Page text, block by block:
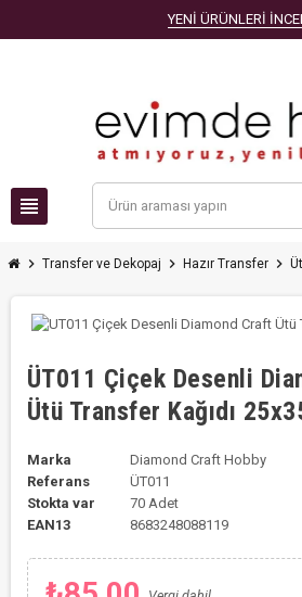
YENİ ÜRÜNLERİ
view_headline
chevron_right Transfer ve Dekopaj chevron_right Hazır Transfer chevron_right
ÜT011 Çiçek Desenli
Ütü Transfer Kağıdı
Marka
Diamond Craft Hobby
Referans
ÜT011
Stokta var
70 Adet
EAN13
8683248088119